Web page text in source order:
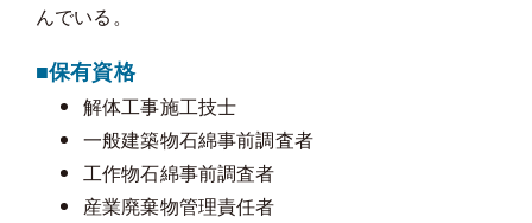
んでいる。
■保有資格
解体工事施工技士
一般建築物石綿事前調査者
工作物石綿事前調査者
産業廃棄物管理責任者